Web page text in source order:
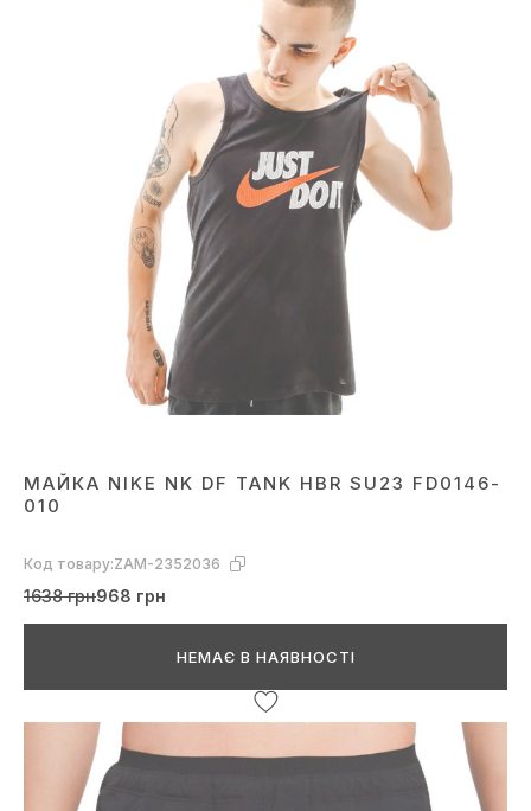
МАЙКА NIKE NK DF TANK HBR SU23 FD0146-
010
Код товару:ZAM-2352036
1638 грн968 грн
НЕМАЄ В НАЯВНОСТІ